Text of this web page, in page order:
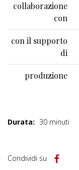
collaborazione
con
con il supporto
di
produzione
Durata: 30 minuti
Condividi su